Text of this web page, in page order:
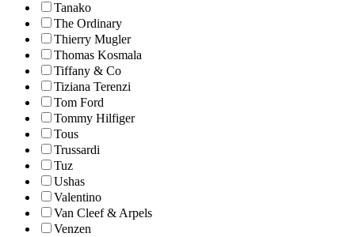
Tanako
The Ordinary
Thierry Mugler
Thomas Kosmala
Tiffany & Co
Tiziana Terenzi
Tom Ford
Tommy Hilfiger
Tous
Trussardi
Tuz
Ushas
Valentino
Van Cleef & Arpels
Venzen